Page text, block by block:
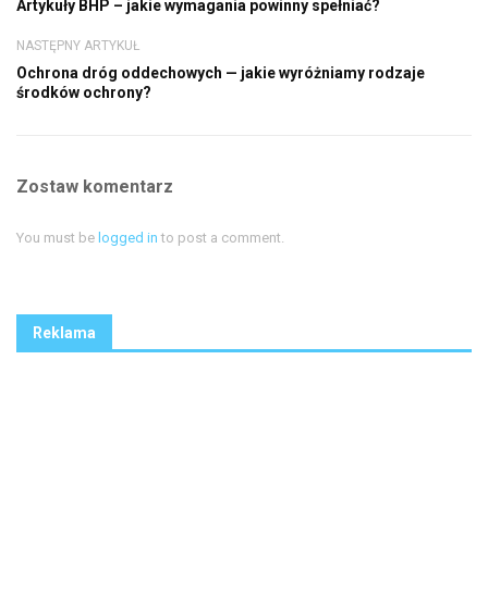
Artykuły BHP – jakie wymagania powinny spełniać?
NASTĘPNY ARTYKUŁ
Ochrona dróg oddechowych — jakie wyróżniamy rodzaje
środków ochrony?
Zostaw komentarz
You must be logged in to post a comment.
Reklama